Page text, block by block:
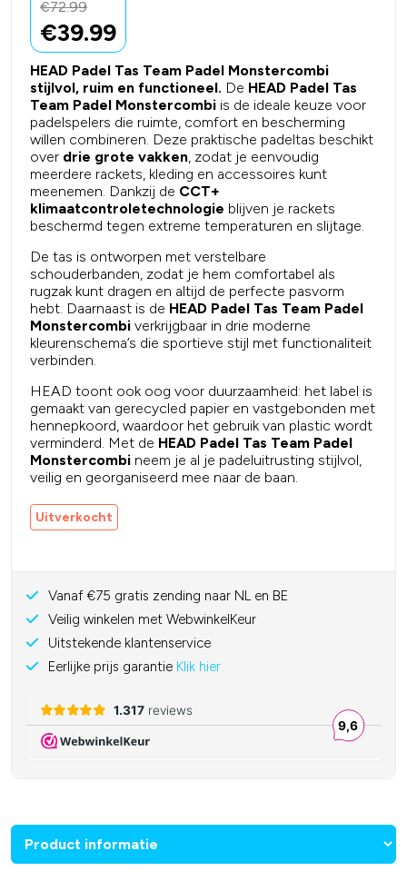
€72.99
€39.99
HEAD Padel Tas Team Padel Monstercombi
stijlvol, ruim en functioneel. De HEAD Padel Tas
Team Padel Monstercombi is de ideale keuze voor
padelspelers die ruimte, comfort en bescherming
willen combineren. Deze praktische padeltas beschikt
over drie grote vakken, zodat je eenvoudig
meerdere rackets, kleding en accessoires kunt
meenemen. Dankzij de CCT+
klimaatcontroletechnologie blijven je rackets
beschermd tegen extreme temperaturen en slijtage.
De tas is ontworpen met verstelbare
schouderbanden, zodat je hem comfortabel als
rugzak kunt dragen en altijd de perfecte pasvorm
hebt. Daarnaast is de HEAD Padel Tas Team Padel
Monstercombi verkrijgbaar in drie moderne
kleurenschema’s die sportieve stijl met functionaliteit
verbinden.
HEAD toont ook oog voor duurzaamheid: het label is
gemaakt van gerecycled papier en vastgebonden met
hennepkoord, waardoor het gebruik van plastic wordt
verminderd. Met de HEAD Padel Tas Team Padel
Monstercombi neem je al je padeluitrusting stijlvol,
veilig en georganiseerd mee naar de baan.
Uitverkocht
Vanaf €75 gratis zending naar NL en BE
Veilig winkelen met WebwinkelKeur
Uitstekende klantenservice
Eerlijke prijs garantie Klik hier